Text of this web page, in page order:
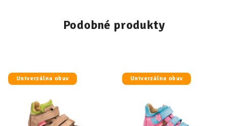
Podobné produkty
Univerzálna obuv Univerzálna obuv